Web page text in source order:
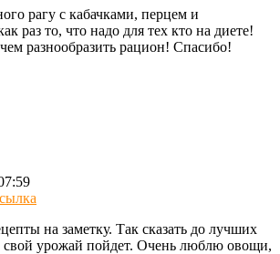
рагу с кабачками, перцем и
раз то, что надо для тех кто на диете!
разнообразить рацион! Спасибо!
на заметку. Так сказать до лучших
свой урожай пойдет. Очень люблю овощи,